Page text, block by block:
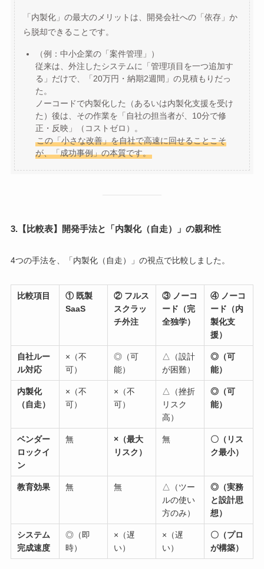
「内製化」の最大のメリットは、開発会社への「依存」か
ら脱却できることです。
（例：中小企業の「案件管理」）
従来は、外注したシステムに「管理項目を一つ追加す
る」だけで、「20万円・納期2週間」の見積もりだっ
た。
ノーコードで内製化した（あるいは内製化支援を受け
た）後は、その作業を「自社の担当者が、10分で修
正・反映」（コストゼロ）。
この「小さな改善」を自社で高速に回せることこそ
が、「成功事例」の本質です。
3.【比較表】開発手法と「内製化（自走）」の親和性
4つの手法を、「内製化（自走）」の視点で比較しました。
比較項目
① 既製
SaaS
② フルス
スクラッ
チ外注
③ ノーコ
ード（完
全独学）
④ ノーコ
ード（内
製化支
援）
自社ルー
ル対応
×（不
可）
◎（可
能）
△（設計
が困難）
◎（可
能）
内製化
（自走）
×（不
可）
×（不
可）
△（挫折
リスク
高）
◎（可
能）
ベンダー
ロックイ
ン
無
×（最大
リスク）
無
〇（リス
ク最小）
教育効果 無 無
△（ツー
ルの使い
方のみ）
◎（実務
と設計思
想）
システム
完成速度
◎（即
時）
×（遅
い）
×（遅
い）
〇（プロ
が構築）